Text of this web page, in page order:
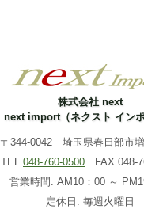
株式会社 next
next import（ネクスト イン
〒344-0042 埼玉県春日部市
TEL 048-760-0500 FAX 048-
営業時間. AM10：00 ～
定休日. 毎週火曜日